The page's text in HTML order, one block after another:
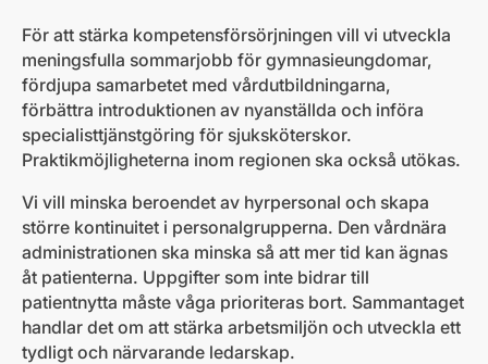
För att stärka kompetensförsörjningen vill vi utveckla
meningsfulla sommarjobb för gymnasieungdomar,
fördjupa samarbetet med vårdutbildningarna,
förbättra introduktionen av nyanställda och införa
specialisttjänstgöring för sjuksköterskor.
Praktikmöjligheterna inom regionen ska också utökas.
Vi vill minska beroendet av hyrpersonal och skapa
större kontinuitet i personalgrupperna. Den vårdnära
administrationen ska minska så att mer tid kan ägnas
åt patienterna. Uppgifter som inte bidrar till
patientnytta måste våga prioriteras bort. Sammantaget
handlar det om att stärka arbetsmiljön och utveckla ett
tydligt och närvarande ledarskap.